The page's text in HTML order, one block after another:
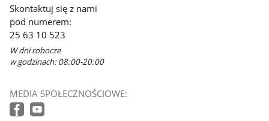
Skontaktuj się z nami
pod numerem:
25 63 10 523
W dni robocze
w godzinach: 08:00-20:00
MEDIA SPOŁECZNOŚCIOWE: